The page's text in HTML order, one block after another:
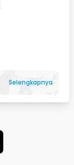
Selengkapnya